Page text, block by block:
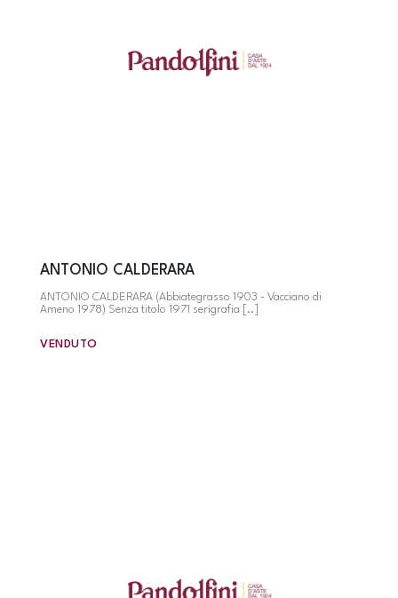
ANTONIO CALDERARA
ANTONIO CALDERARA (Abbiategrasso 1903 - Vacciano di
Ameno 1978) Senza titolo 1971 serigrafia [..]
VENDUTO